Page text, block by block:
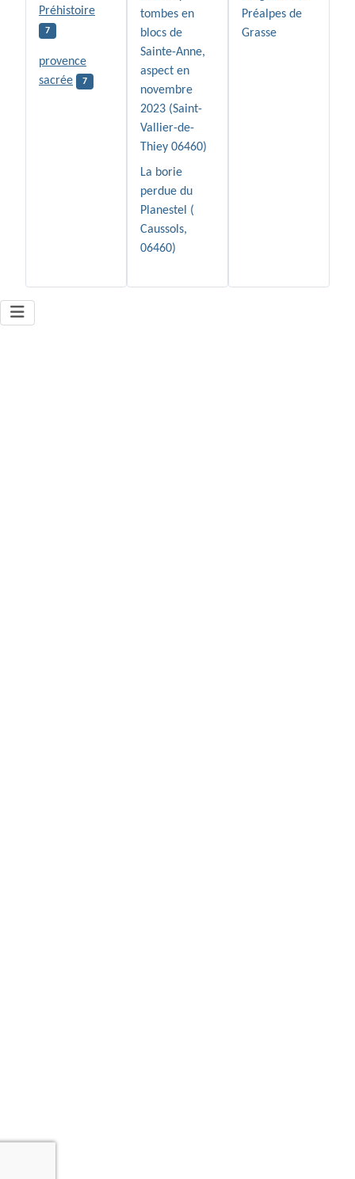
Préhistoire
7
provence
sacrée
7
tombes en
blocs de
Sainte-Anne,
aspect en
novembre
2023 (Saint-
Vallier-de-
Thiey 06460)
La borie
perdue du
Planestel (
Caussols,
06460)
Préalpes de
Grasse